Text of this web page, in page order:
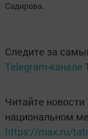
Садирова.
Следите за
Telegram-канале
Читайте новости
национальном
https://max.ru/